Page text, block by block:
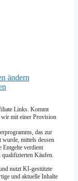
ändern
Links. Kommt
wir mit­ einer Provision
das zur
mittels dessen
Entgelte verdient
Käufen.
nutzt KI-gestützte
und aktuelle Inhalte